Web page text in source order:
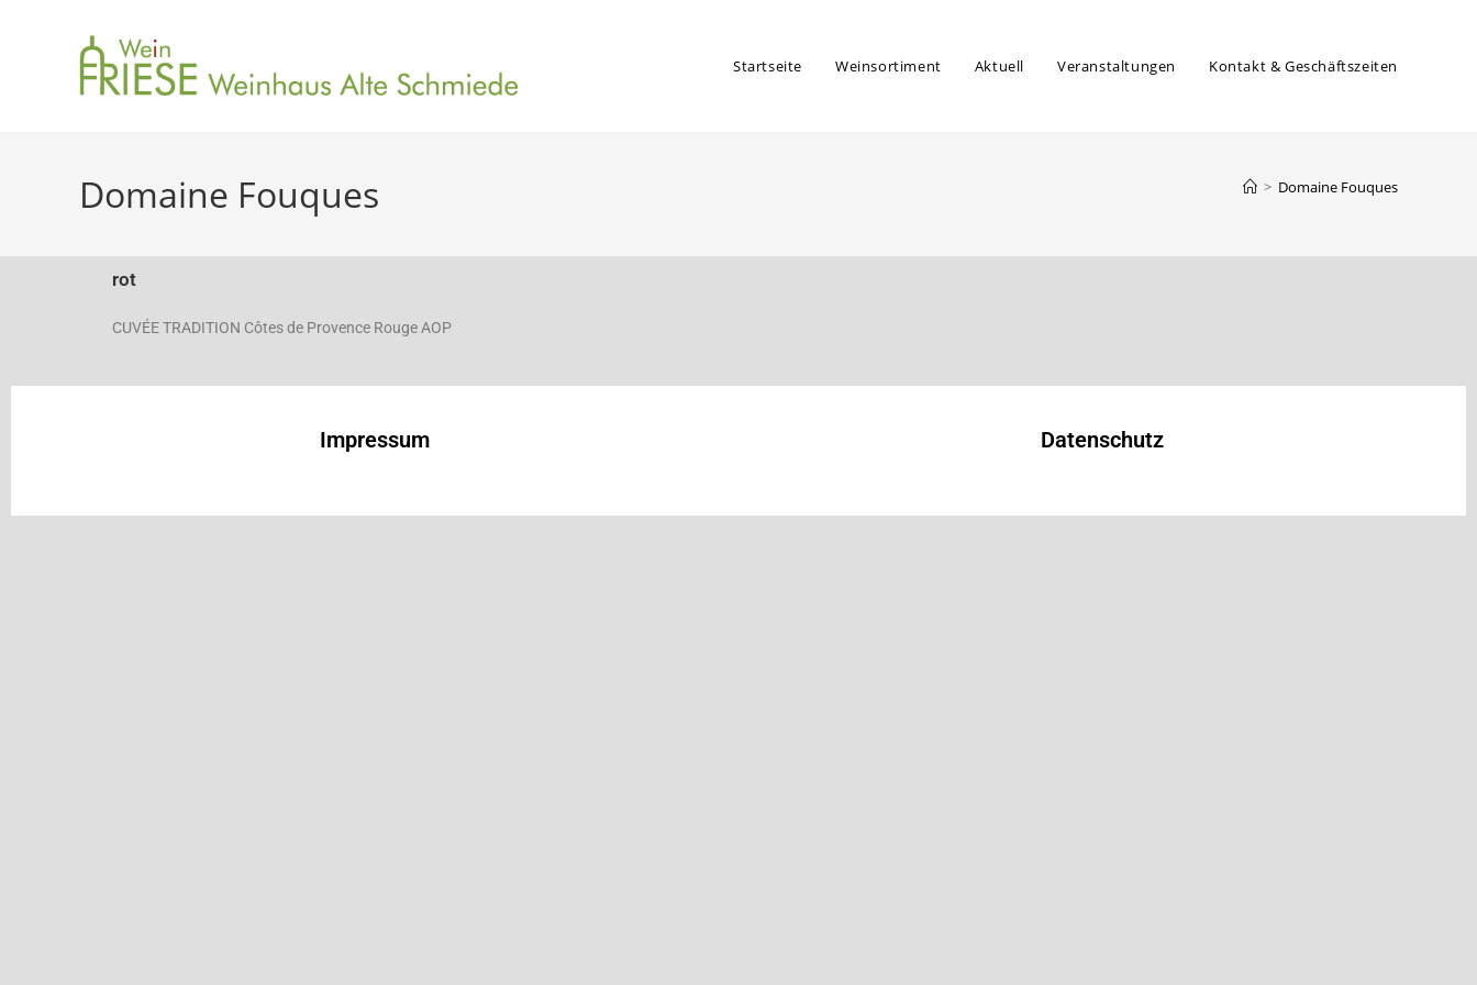
Startseite Weinsortiment Aktuell Veranstaltungen Kontakt & Geschäftszeiten
Domaine Fouques > Domaine Fouques
rot
CUVÉE TRADITION Côtes de Provence Rouge AOP
Impressum Datenschutz